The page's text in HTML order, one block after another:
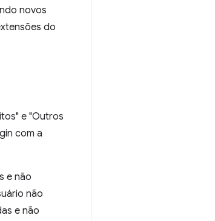
novos
do
e "Outros
com a
e não
não
e não